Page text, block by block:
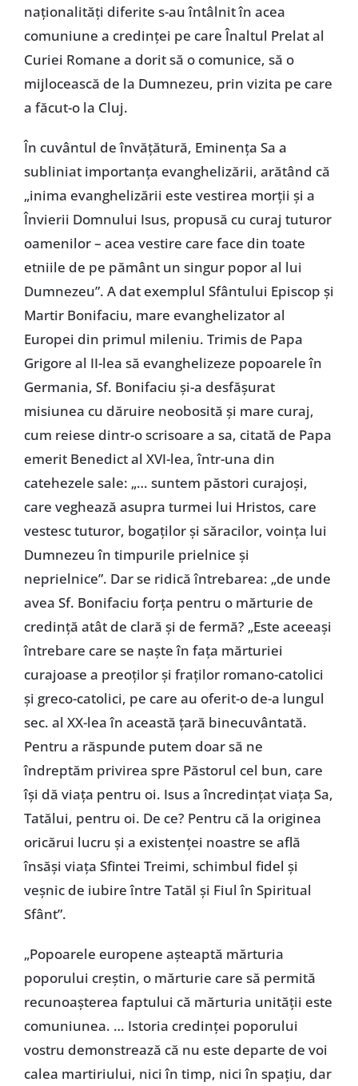
naţionalităţi diferite s-au întâlnit în acea
comuniune a credinţei pe care Înaltul Prelat al
Curiei Romane a dorit să o comunice, să o
mijlocească de la Dumnezeu, prin vizita pe care
a făcut-o la Cluj.
În cuvântul de învăţătură, Eminenţa Sa a
subliniat importanţa evanghelizării, arătând că
„inima evanghelizării este vestirea morţii şi a
Învierii Domnului Isus, propusă cu curaj tuturor
oamenilor – acea vestire care face din toate
etniile de pe pământ un singur popor al lui
Dumnezeu”. A dat exemplul Sfântului Episcop şi
Martir Bonifaciu, mare evanghelizator al
Europei din primul mileniu. Trimis de Papa
Grigore al II-lea să evanghelizeze popoarele în
Germania, Sf. Bonifaciu şi-a desfăşurat
misiunea cu dăruire neobosită şi mare curaj,
cum reiese dintr-o scrisoare a sa, citată de Papa
emerit Benedict al XVI-lea, într-una din
catehezele sale: „… suntem păstori curajoşi,
care veghează asupra turmei lui Hristos, care
vestesc tuturor, bogaţilor şi săracilor, voinţa lui
Dumnezeu în timpurile prielnice şi
neprielnice”. Dar se ridică întrebarea: „de unde
avea Sf. Bonifaciu forţa pentru o mărturie de
credinţă atât de clară şi de fermă? „Este aceeaşi
întrebare care se naşte în faţa mărturiei
curajoase a preoţilor şi fraţilor romano-catolici
şi greco-catolici, pe care au oferit-o de-a lungul
sec. al XX-lea în această ţară binecuvântată.
Pentru a răspunde putem doar să ne
îndreptăm privirea spre Păstorul cel bun, care
îşi dă viaţa pentru oi. Isus a încredinţat viaţa Sa,
Tatălui, pentru oi. De ce? Pentru că la originea
oricărui lucru şi a existenţei noastre se află
însăşi viaţa Sfintei Treimi, schimbul fidel şi
veşnic de iubire între Tatăl şi Fiul în Spiritual
Sfânt”.
„Popoarele europene aşteaptă mărturia
poporului creştin, o mărturie care să permită
recunoaşterea faptului că mărturia unităţii este
comuniunea. … Istoria credinţei poporului
vostru demonstrează că nu este departe de voi
calea martiriului, nici în timp, nici în spaţiu, dar